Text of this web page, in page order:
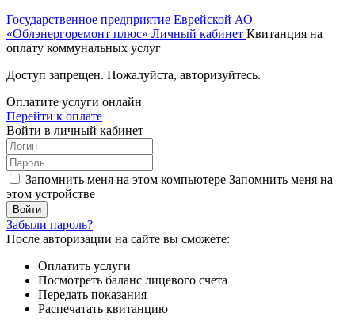
Государственное предприятие Еврейской АО
«Облэнергоремонт плюс» Личный кабинет Квитанция на
оплату коммунальных услуг
Доступ запрещен. Пожалуйста, авторизуйтесь.
Оплатите услуги онлайн
Перейти к оплате
Войти в личный кабинет
Запомнить меня на этом компьютере Запомнить меня на
этом устройстве
Забыли пароль?
После авторизации на сайте вы сможете:
Оплатить услуги
Посмотреть баланс лицевого счета
Передать показания
Распечатать квитанцию